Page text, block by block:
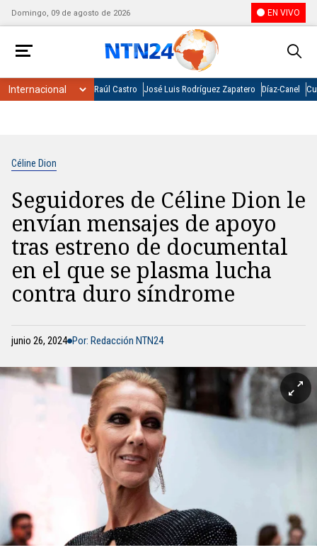
Domingo, 09 de agosto de 2026 EN VIVO
Raúl Castro José Luis Rodríguez Zapatero Díaz-Canel
Céline Dion
Seguidores de Céline Dion le
envían mensajes de apoyo
tras estreno de documental
en el que se plasma lucha
contra duro síndrome
junio 26, 2024 Por: Redacción NTN24